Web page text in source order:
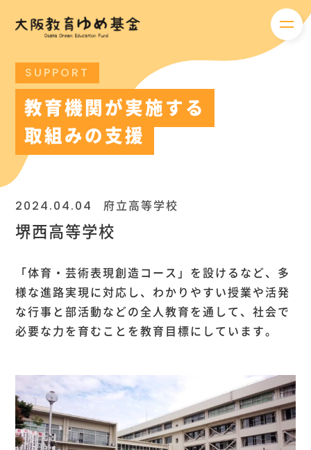
メニ
SUPPORT
教育機関が実施する
取組みの支援
2024.04.04 府立高等学校
堺西高等学校
「体育・芸術表現創造コース」を設けるなど、多
様な進路実現に対応し、わかりやすい授業や活発
な行事と部活動などの全人教育を通して、社会で
必要な力を育むことを教育目標にしています。